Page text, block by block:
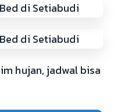
hujan, jadwal bisa